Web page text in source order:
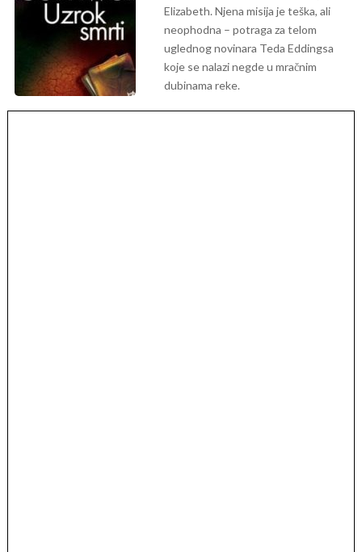
Elizabeth. Njena misija je teška, ali
neophodna – potraga za telom
uglednog novinara Teda Eddingsa
koje se nalazi negde u mračnim
dubinama reke.